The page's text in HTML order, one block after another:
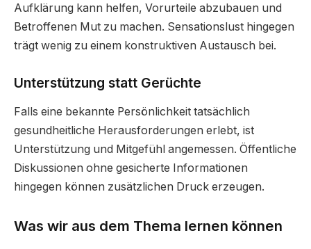
Aufklärung kann helfen, Vorurteile abzubauen und
Betroffenen Mut zu machen. Sensationslust hingegen
trägt wenig zu einem konstruktiven Austausch bei.
Unterstützung statt Gerüchte
Falls eine bekannte Persönlichkeit tatsächlich
gesundheitliche Herausforderungen erlebt, ist
Unterstützung und Mitgefühl angemessen. Öffentliche
Diskussionen ohne gesicherte Informationen
hingegen können zusätzlichen Druck erzeugen.
Was wir aus dem Thema lernen können